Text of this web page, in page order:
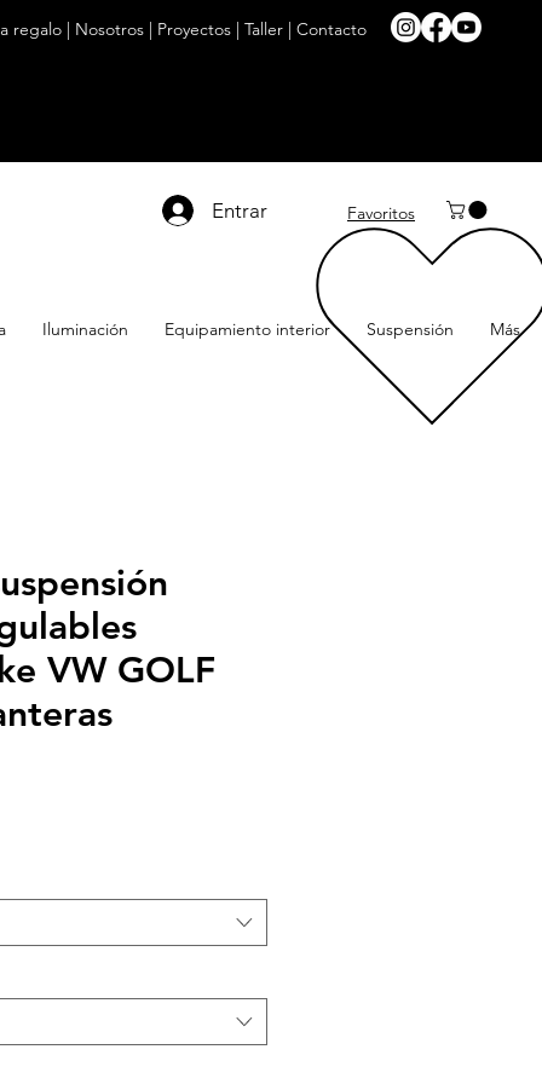
regalo | Nosotros | Proyectos | Taller | Contacto
Entrar Favoritos
Iluminación Equipamiento interior Suspensión Más
VW GOLF